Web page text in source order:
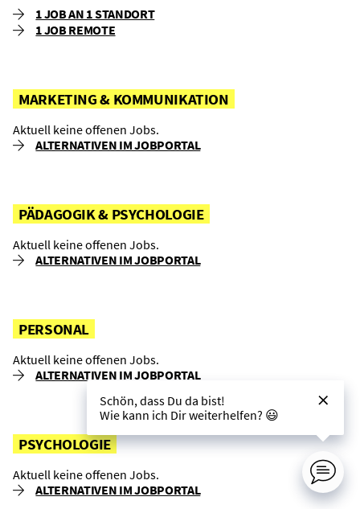
1 JOB AN 1 STANDORT
1 JOB REMOTE
MARKETING & KOMMUNIKATION
Aktuell keine offenen Jobs.
ALTERNATIVEN IM JOBPORTAL
PÄDAGOGIK & PSYCHOLOGIE
Aktuell keine offenen Jobs.
ALTERNATIVEN IM JOBPORTAL
PERSONAL
Aktuell keine offenen Jobs.
ALTERNATIVEN IM JOBPORTAL
PSYCHOLOGIE
Aktuell keine offenen Jobs.
ALTERNATIVEN IM JOBPORTAL
Schön, dass Du da bist!
Wie kann ich Dir weiterhelfen? 😃